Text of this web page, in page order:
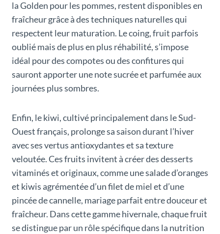
la Golden pour les pommes, restent disponibles en
fraîcheur grâce à des techniques naturelles qui
respectent leur maturation. Le coing, fruit parfois
oublié mais de plus en plus réhabilité, s’impose
idéal pour des compotes ou des confitures qui
sauront apporter une note sucrée et parfumée aux
journées plus sombres.
Enfin, le kiwi, cultivé principalement dans le Sud-
Ouest français, prolonge sa saison durant l’hiver
avec ses vertus antioxydantes et sa texture
veloutée. Ces fruits invitent à créer des desserts
vitaminés et originaux, comme une salade d’oranges
et kiwis agrémentée d’un filet de miel et d’une
pincée de cannelle, mariage parfait entre douceur et
fraîcheur. Dans cette gamme hivernale, chaque fruit
se distingue par un rôle spécifique dans la nutrition